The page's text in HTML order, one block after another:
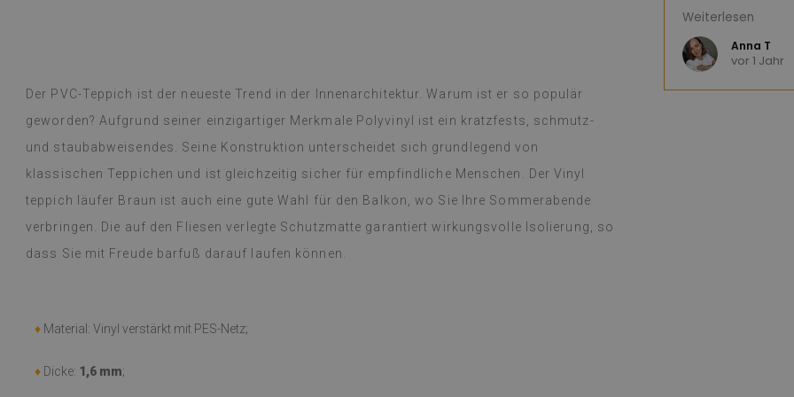
Der PVC-Teppich ist der neueste Trend in der Innenarchitektur. Warum ist er so populär
geworden? Aufgrund seiner einzigartiger Merkmale Polyvinyl ist ein kratzfests, schmutz-
und staubabweisendes. Seine Konstruktion unterscheidet sich grundlegend von
klassischen Teppichen und ist gleichzeitig sicher für empfindliche Menschen. Der Vinyl
teppich läufer Braun ist auch eine gute Wahl für den Balkon, wo Sie Ihre Sommerabende
verbringen. Die auf den Fliesen verlegte Schutzmatte garantiert wirkungsvolle Isolierung, so
dass Sie mit Freude barfuß darauf laufen können.
♦ Material: Vinyl verstärkt mit PES-Netz;
♦ Dicke: 1,6 mm;
siehe Original)
diesen Laden
(Von Google
Weiterlesen
Anna T
vor 1 Jahr